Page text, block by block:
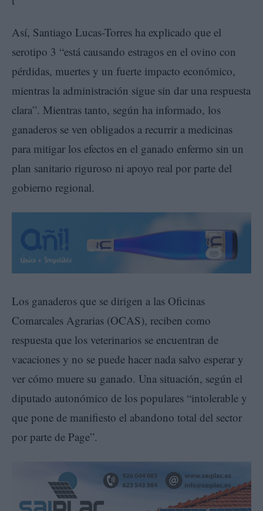
Así, Santiago Lucas-Torres ha explicado que el
serotipo 3 “está causando estragos en el ovino con
pérdidas, muertes y un fuerte impacto económico,
mientras la administración sigue sin dar una respuesta
clara”. Mientras tanto, según ha informado, los
ganaderos se ven obligados a recurrir a medicinas
para mitigar los efectos en el ganado enfermo sin un
plan sanitario riguroso ni apoyo real por parte del
gobierno regional.
Los ganaderos que se dirigen a las Oficinas
Comarcales Agrarias (OCAS), reciben como
respuesta que los veterinarios se encuentran de
vacaciones y no se puede hacer nada salvo esperar y
ver cómo muere su ganado. Una situación, según el
diputado autonómico de los populares “intolerable y
que pone de manifiesto el abandono total del sector
por parte de Page”.